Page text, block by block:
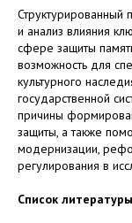
Структурированный
и анализ влияния
сфере защиты
возможность для
культурного
государственной
причины
защиты, а также
модернизации,
регулирования в
Список литературы